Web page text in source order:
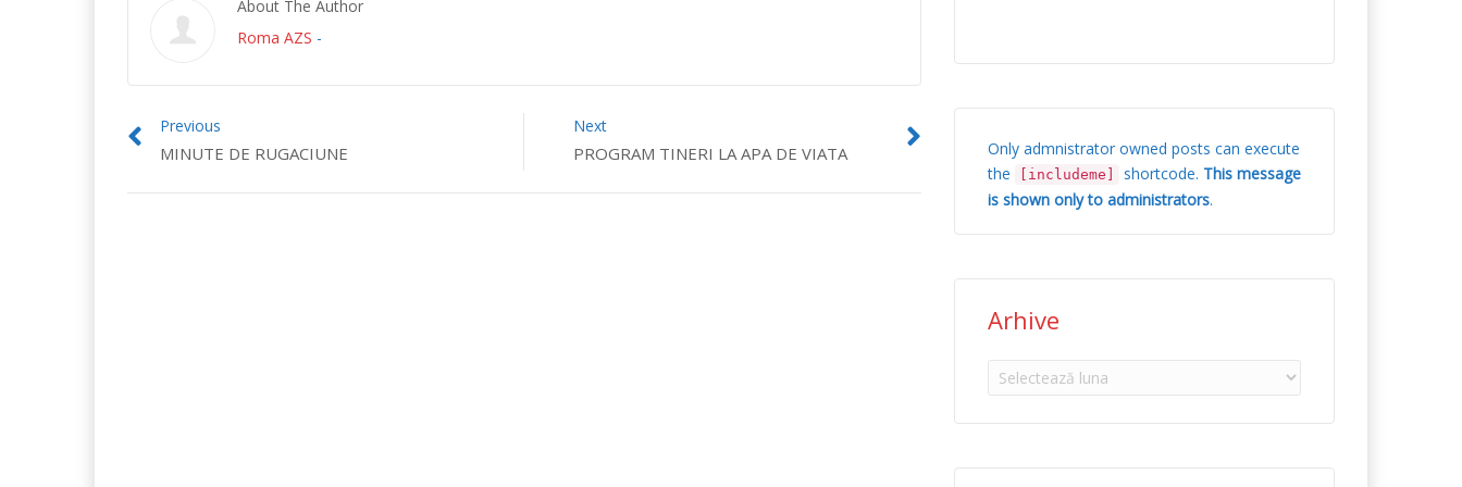
About The Author
Roma AZS -
Previous
MINUTE DE RUGACIUNE
Next
PROGRAM TINERI LA APA DE VIATA
Only admnistrator owned posts can execute
the
[includeme] shortcode. This message
is shown only to administrators.
Arhive
Arhive